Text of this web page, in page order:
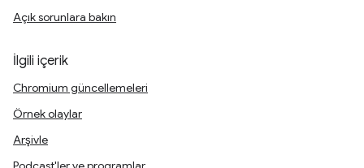
Açık sorunlara bakın
İlgili içerik
Chromium güncellemeleri
Örnek olaylar
Arşivle